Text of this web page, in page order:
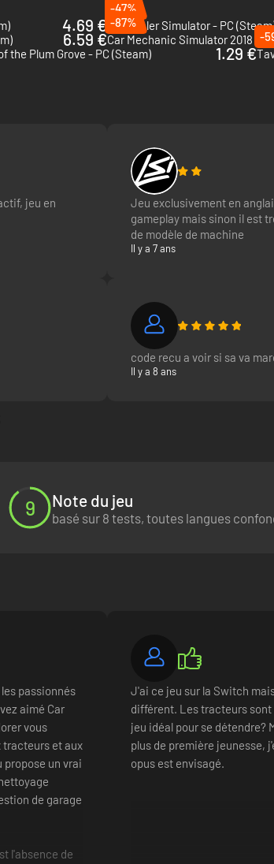
4.69 €
-47%
Car Dealer Simulator - PC
6.59 €
-87%
Car Mechanic Simulator 2018 -
the Plum Grove - PC (Steam)
1.29 €
-
jeu en
Jeu exclusivement en
gameplay mais sinon il est
de modèle de machine
Il y a 7 ans
code recu a voir si sa va
Il y a 8 ans
9 Note du jeu
basé sur 8 tests, toutes langues
passionnés
aimé Car
vous
tracteurs et aux
un vrai
de garage
l'absence de
J'ai ce jeu sur la Switch
différent. Les tracteurs
jeu idéal pour se détendre?
plus de première jeunesse,
opus est envisagé.